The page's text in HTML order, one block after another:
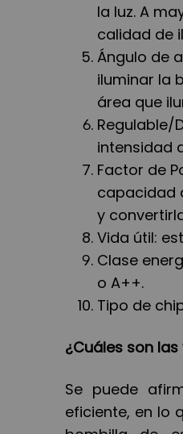
la luz. A
calidad de
Ángulo de
iluminar la
área que
Regulable/
intensidad
Factor de
capacidad
y
Vida útil:
Clase
o A++.
Tipo de
¿Cuáles son
Se puede
eficiente, en lo